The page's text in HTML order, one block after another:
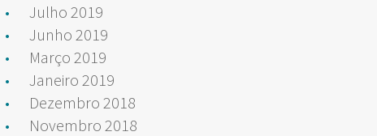
Julho 2019
Junho 2019
Março 2019
Janeiro 2019
Dezembro 2018
Novembro 2018